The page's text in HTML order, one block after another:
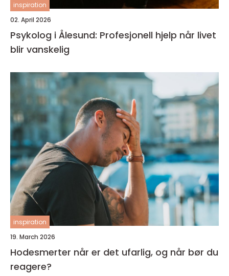
inspiration
02. April 2026
Psykolog i Ålesund: Profesjonell hjelp når livet
blir vanskelig
inspiration
19. March 2026
Hodesmerter når er det ufarlig, og når bør du
reagere?